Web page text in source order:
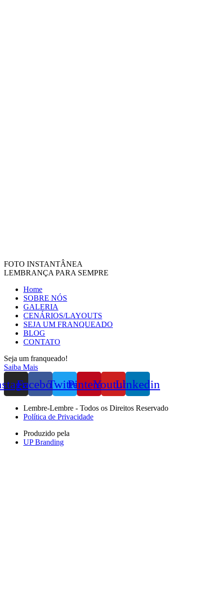
FOTO INSTANTÂNEA
LEMBRANÇA PARA SEMPRE
Home
SOBRE NÓS
GALERIA
CENÁRIOS/LAYOUTS
SEJA UM FRANQUEADO
BLOG
CONTATO
Seja um franqueado!
Saiba Mais
FacebookTwitterPinterestYoutubeLinkedin
Lembre-Lembre - Todos os Direitos Reservado
Política de Privacidade
Produzido pela
UP Branding